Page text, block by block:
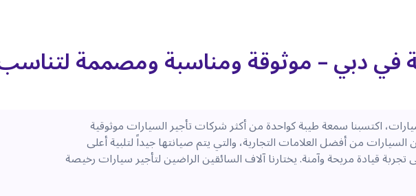
في دبي – موثوقة ومناسبة ومصممة
اكتسبنا سمعة طيبة كواحدة من أكثر شركات تأجير السيارات موثوقية
من أفضل العلامات التجارية، والتي يتم صيانتها جيداً لتلبية أعلى
قيادة مريحة وآمنة. يختارنا آلاف السائقين الراضين لتأجير سيارات رخيصة